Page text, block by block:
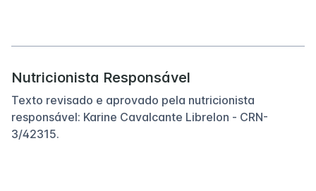
Nutricionista Responsável
Texto revisado e aprovado pela nutricionista
responsável: Karine Cavalcante Librelon - CRN-
3/42315.